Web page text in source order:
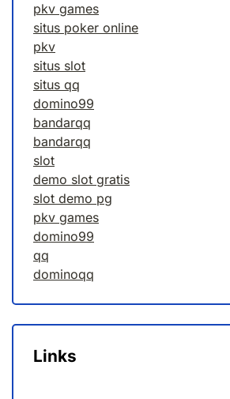
pkv games
situs poker online
pkv
situs slot
situs qq
domino99
bandarqq
bandarqq
slot
demo slot gratis
slot demo pg
pkv games
domino99
qq
dominoqq
Links